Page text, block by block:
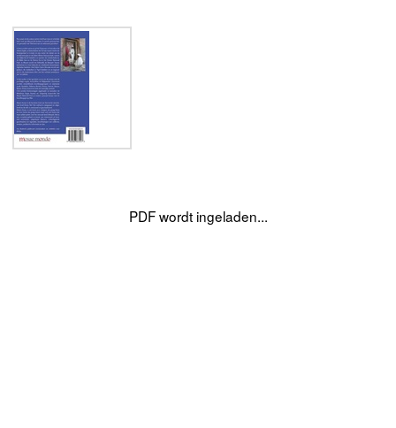
PDF wordt ingeladen...